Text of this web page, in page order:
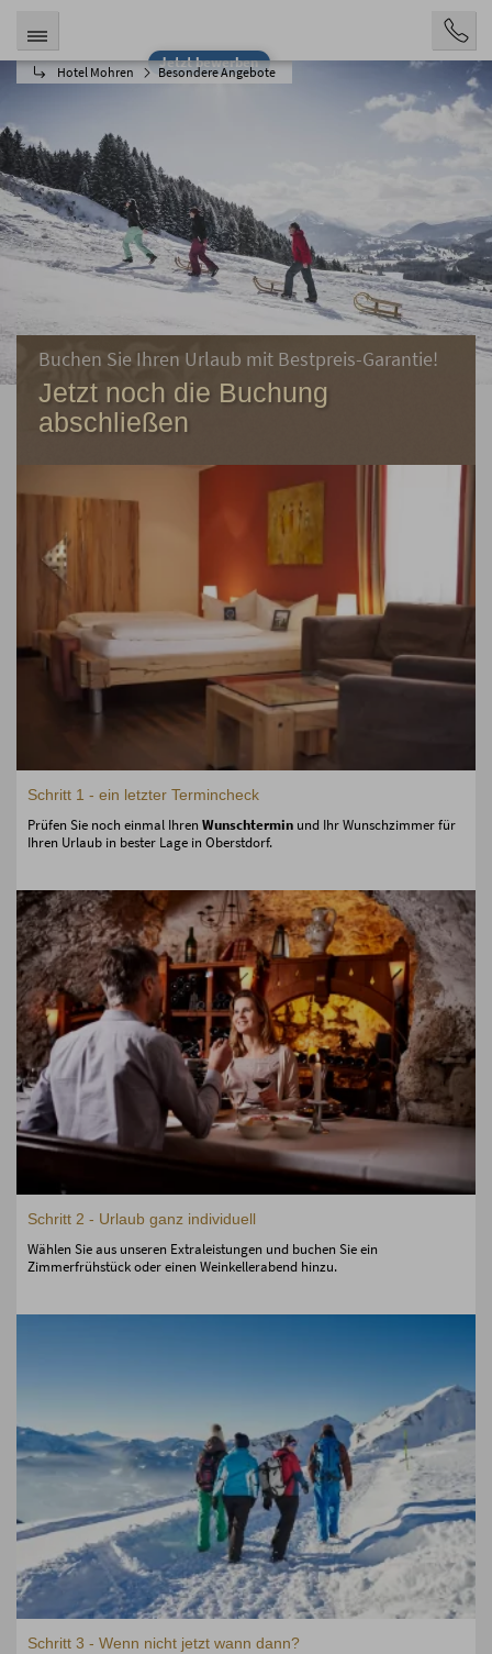
Jetzt bewerben
Hotel Mohren Besondere Angebote
Buchen Sie Ihren Urlaub mit Bestpreis-Garantie!
Jetzt noch die Buchung
abschließen
Schritt 1 - ein letzter Termincheck
Prüfen Sie noch einmal Ihren Wunschtermin und Ihr Wunschzimmer für
Ihren Urlaub in bester Lage in Oberstdorf.
Schritt 2 - Urlaub ganz individuell
Wählen Sie aus unseren Extraleistungen und buchen Sie ein
Zimmerfrühstück oder einen Weinkellerabend hinzu.
Schritt 3 - Wenn nicht jetzt wann dann?